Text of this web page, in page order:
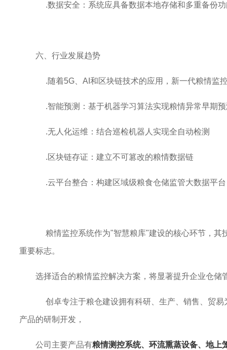
.数据安全：系统应具备数据本地存储和多重备份
六、行业发展趋势
.随着5G、AI和区块链技术的应用，新一代粮情监
.智能预测：基于机器学习算法实现粮情异常早期预
.无人化运维：结合巡检机器人实现全自动检测
.区块链存证：建立不可篡改的粮情数据链
.云平台整合：构建区域级粮食仓储监管大数据平台
粮情监控系统作为"智慧粮库"建设的核心环节，其
重要标志。
选择适合的粮情监控解决方案，将显著提升企业仓储
创卓专注于粮仓建设拥有科研、生产、销售、贸易
产品的研制开发，
公司主要产品有粮情测控系统、环流熏蒸设备、地上